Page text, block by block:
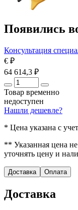
Появились
Консультация
€ ₽
64 614,3 ₽
Товар временно
недоступен
Нашли дешевле?
* Цена указана с
** Указанная цена
уточнять цену и
Доставка Оплата
Доставка